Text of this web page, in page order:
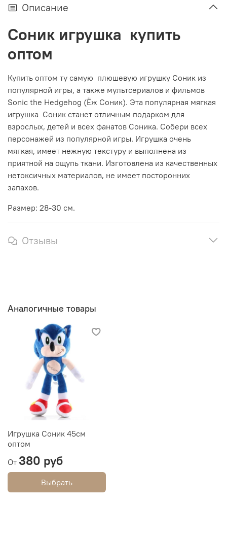
Описание
Соник игрушка купить
оптом
Купить оптом ту самую плюшевую игрушку Соник из
популярной игры, а также мультсериалов и фильмов
Sonic the Hedgehog (Ёж Соник). Эта популярная мягкая
игрушка Соник станет отличным подарком для
взрослых, детей и всех фанатов Соника. Собери всех
персонажей из популярной игры. Игрушка очень
мягкая, имеет нежную текстуру и выполнена из
приятной на ощупь ткани. Изготовлена из качественных
нетоксичных материалов, не имеет посторонних
запахов.
Размер: 28-30 см.
Отзывы
Аналогичные товары
Игрушка Соник 45см
оптом
От 380 руб
Выбрать